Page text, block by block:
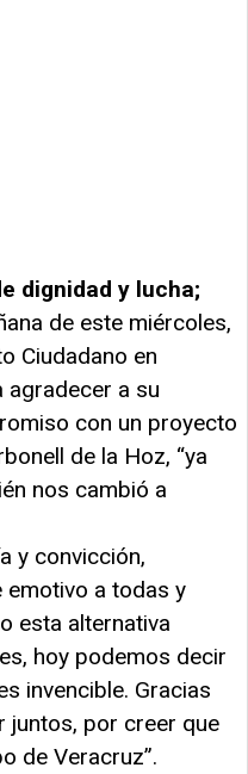
dignidad y lucha;
de este miércoles,
Ciudadano en
agradecer a su
con un proyecto
de la Hoz, “ya
nos cambió a
y convicción,
emotivo a todas y
esta alternativa
hoy podemos decir
invencible. Gracias
juntos, por creer que
de Veracruz”.